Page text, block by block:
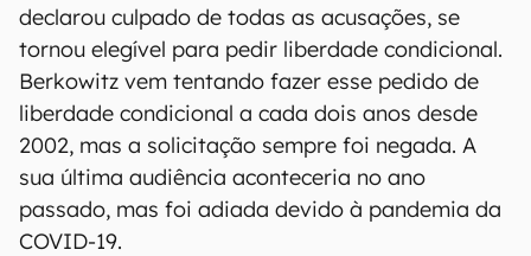
declarou culpado de todas as acusações, se
tornou elegível para pedir liberdade condicional.
Berkowitz vem tentando fazer esse pedido de
liberdade condicional a cada dois anos desde
2002, mas a solicitação sempre foi negada. A
sua última audiência aconteceria no ano
passado, mas foi adiada devido à pandemia da
COVID-19.